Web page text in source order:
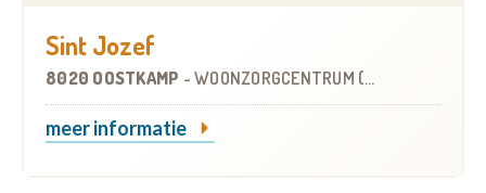
Sint Jozef
8020 OOSTKAMP - WOONZORGCENTRUM (WZC)
meer informatie